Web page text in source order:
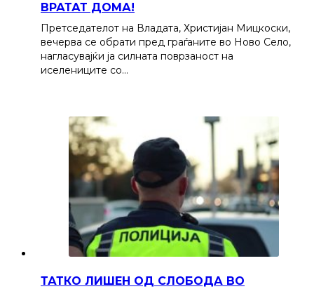
ВРАТАТ ДОМА!
Претседателот на Владата, Христијан Мицкоски,
вечерва се обрати пред граѓаните во Ново Село,
нагласувајќи ја силната поврзаност на
иселениците со…
ТАТКО ЛИШЕН ОД СЛОБОДА ВО